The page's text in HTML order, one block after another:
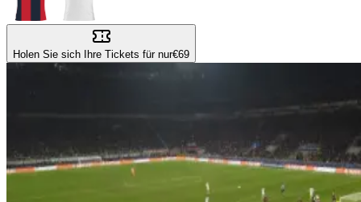
Holen Sie sich Ihre Tickets für nur€69